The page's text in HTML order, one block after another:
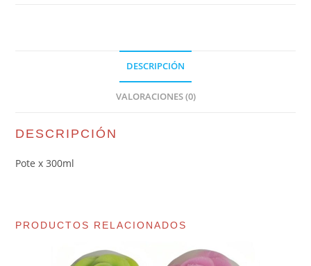
DESCRIPCIÓN
VALORACIONES (0)
DESCRIPCIÓN
Pote x 300ml
PRODUCTOS RELACIONADOS